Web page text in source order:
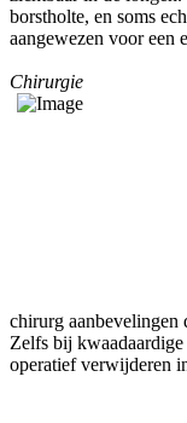
borstholte, en soms
aangewezen voor een
Chirurgie
chirurg aanbevelingen
Zelfs bij
operatief verwijderen